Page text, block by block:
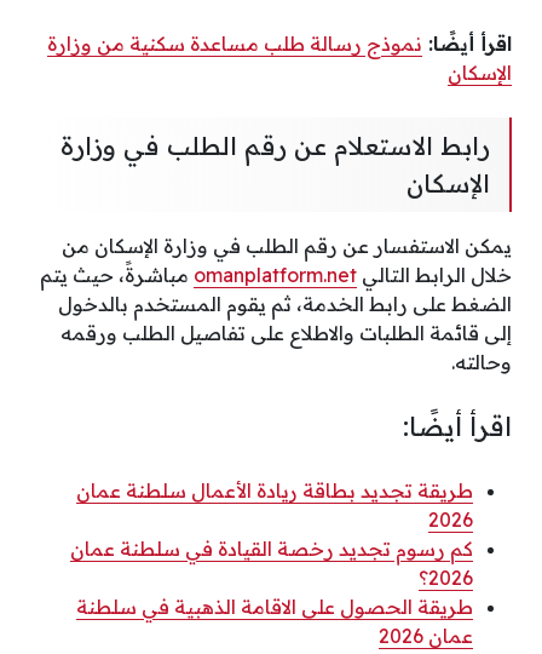
اقرأ أيضًا: نموذج رسالة طلب مساعدة سكنية من وزارة
الإسكان
رابط الاستعلام عن رقم الطلب في وزارة
الإسكان
يمكن الاستفسار عن رقم الطلب في وزارة الإسكان من
خلال الرابط التالي omanplatform.net مباشرةً، حيث يتم
الضغط على رابط الخدمة، ثم يقوم المستخدم بالدخول
إلى قائمة الطلبات والاطلاع على تفاصيل الطلب ورقمه
وحالته.
اقرأ أيضًا:
طريقة تجديد بطاقة ريادة الأعمال سلطنة عمان
2026
كم رسوم تجديد رخصة القيادة في سلطنة عمان
2026؟
طريقة الحصول على الاقامة الذهبية في سلطنة
عمان 2026